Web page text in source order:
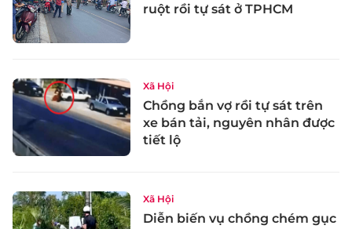
ruột rồi tự sát ở TPHCM
Xã Hội
Chồng bắn vợ rồi tự sát trên
xe bán tải, nguyên nhân được
tiết lộ
Xã Hội
Diễn biến vụ chồng chém gục